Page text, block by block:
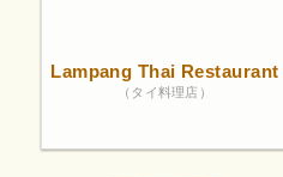
Lampang Thai Restaurant
（タイ料理店）